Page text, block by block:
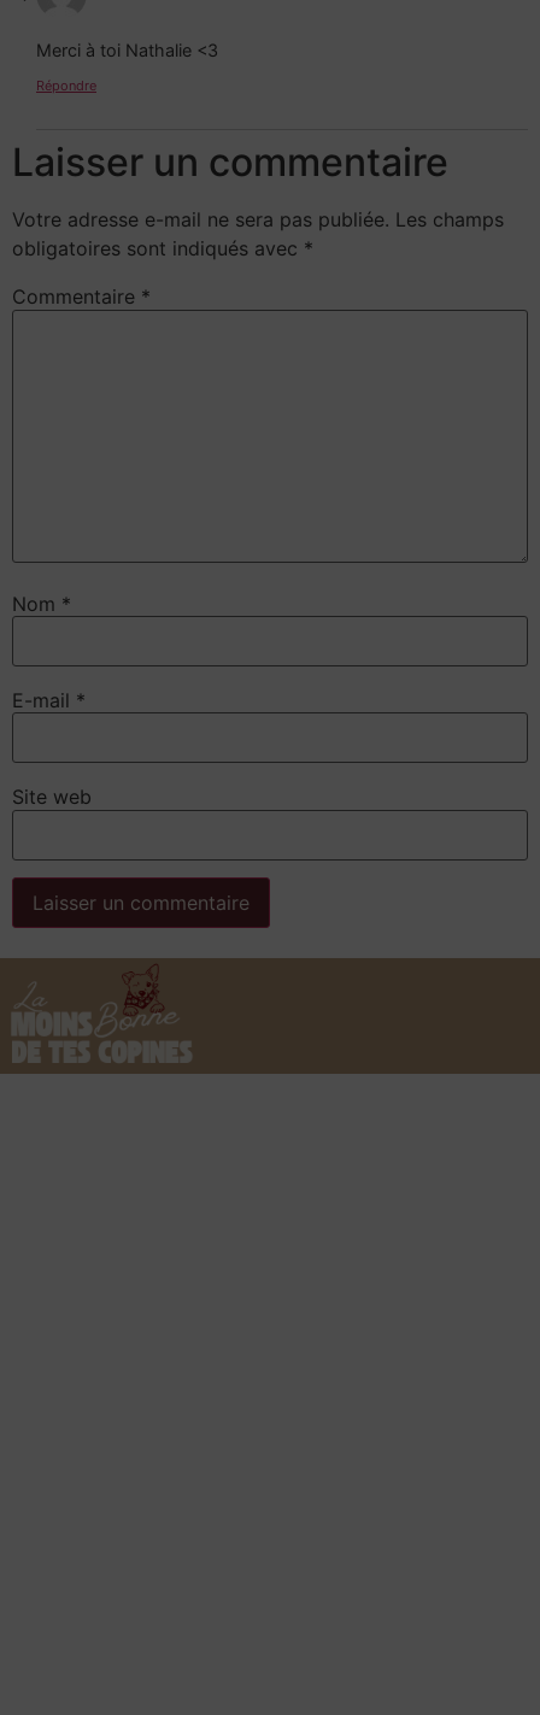
Merci à toi Nathalie <3
Répondre
Laisser un commentaire
Votre adresse e-mail ne sera pas publiée. Les champs
obligatoires sont indiqués avec *
Commentaire *
Nom *
E-mail *
Site web